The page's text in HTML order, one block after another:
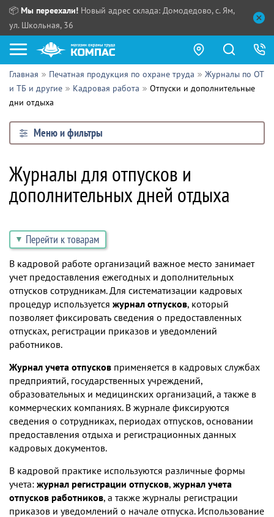
📦 Мы переехали! Новый адрес склада: Домодедово, с. Ям,
ул. Школьная, 36
Как купить?
Прайс-листы
Сотрудничество
Партнерам
Поставщикам
Контакты
СБ, ВС:
Выдача продукции:
Главная Печатная продукция по охране труда
Журналы по ОТ
и ТБ и другие
Кадровая работа
Отпуски и дополнительные
дни отдыха
Меню и фильтры
Журналы для отпусков и
дополнительных дней отдыха
Перейти к товарам
В кадровой работе организаций важное место занимает
учет предоставления ежегодных и дополнительных
отпусков сотрудникам. Для систематизации кадровых
процедур используется журнал отпусков, который
позволяет фиксировать сведения о предоставленных
отпусках, регистрации приказов и уведомлений
работников.
Журнал учета отпусков применяется в кадровых службах
предприятий, государственных учреждений,
образовательных и медицинских организаций, а также в
коммерческих компаниях. В журнале фиксируются
сведения о сотрудниках, периодах отпусков, основании
предоставления отдыха и регистрационных данных
кадровых документов.
В кадровой практике используются различные формы
учета: журнал регистрации отпусков, журнал учета
отпусков работников, а также журналы регистрации
приказов и уведомлений о начале отпуска. Использование